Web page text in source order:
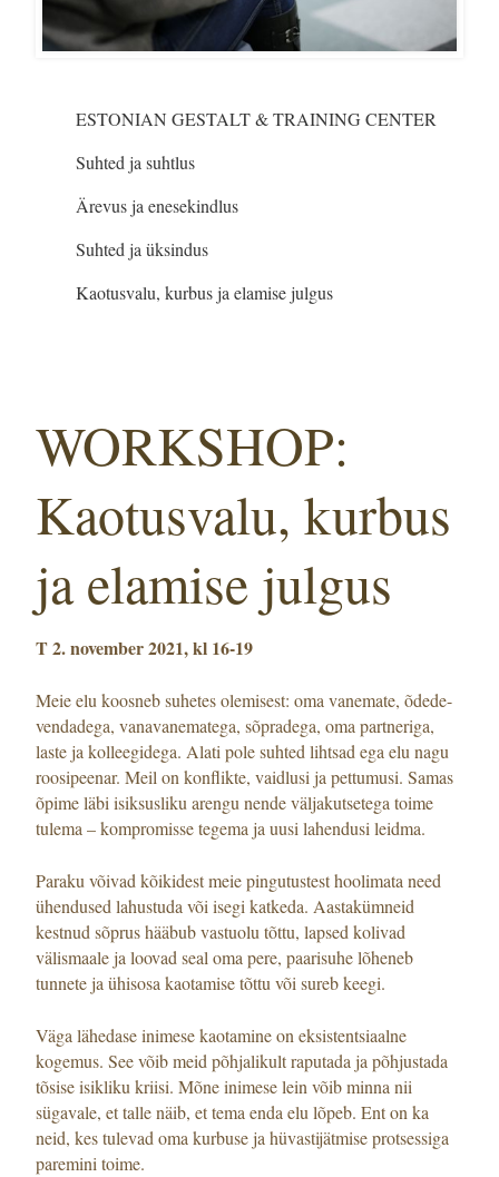
ESTONIAN GESTALT & TRAINING CENTER
Suhted ja suhtlus
Ärevus ja enesekindlus
Suhted ja üksindus
Kaotusvalu, kurbus ja elamise julgus
WORKSHOP:
Kaotusvalu, kurbus
ja elamise julgus
T 2. november 2021, kl 16-19
Meie elu koosneb suhetes olemisest: oma vanemate, õdede-
vendadega, vanavanematega, sõpradega, oma partneriga,
laste ja kolleegidega. Alati pole suhted lihtsad ega elu nagu
roosipeenar. Meil on konflikte, vaidlusi ja pettumusi. Samas
õpime läbi isiksusliku arengu nende väljakutsetega toime
tulema – kompromisse tegema ja uusi lahendusi leidma.
Paraku võivad kõikidest meie pingutustest hoolimata need
ühendused lahustuda või isegi katkeda. Aastakümneid
kestnud sõprus hääbub vastuolu tõttu, lapsed kolivad
välismaale ja loovad seal oma pere, paarisuhe lõheneb
tunnete ja ühisosa kaotamise tõttu või sureb keegi.
Väga lähedase inimese kaotamine on eksistentsiaalne
kogemus. See võib meid põhjalikult raputada ja põhjustada
tõsise isikliku kriisi. Mõne inimese lein võib minna nii
sügavale, et talle näib, et tema enda elu lõpeb. Ent on ka
neid, kes tulevad oma kurbuse ja hüvastijätmise protsessiga
paremini toime.